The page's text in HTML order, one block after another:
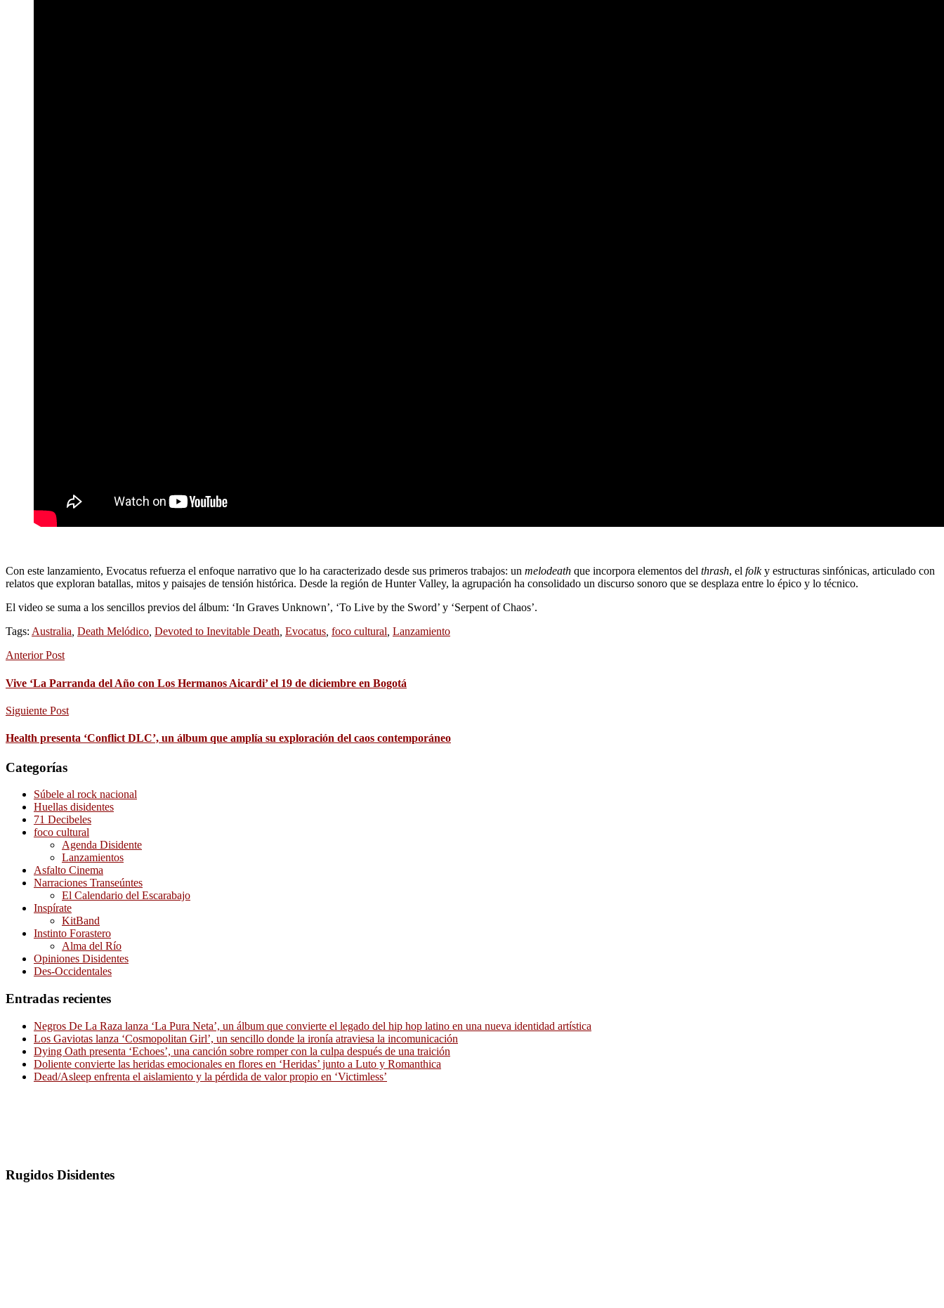
Con este lanzamiento, Evocatus refuerza el enfoque narrativo que lo ha caracterizado desde sus primeros trabajos: un melodeath que incorpora elementos del thrash, el folky estructuras sinfónicas, articulado con
relatos que exploran batallas, mitos y paisajes de tensión histórica. Desde la región de Hunter Valley, la agrupación ha consolidado un discurso sonoro que se desplaza entre lo épico y lo técnico.
El video se suma a los sencillos previos del álbum: ‘In Graves Unknown’, ‘To Live by the Sword’ y ‘Serpent of Chaos’.
Tags: Australia, Death Melódico, Devoted to Inevitable Death, Evocatus, foco cultural, Lanzamiento
Anterior Post
Vive ‘La Parranda del Año con Los Hermanos Aicardi’ el 19 de diciembre en Bogotá
Siguiente Post
Health presenta ‘Conflict DLC’, un álbum que amplía su exploración del caos contemporáneo
Categorías
Súbele al rock nacional
Huellas disidentes
71 Decibeles
foco cultural
Agenda Disidente
Lanzamientos
Asfalto Cinema
Narraciones Transeúntes
El Calendario del Escarabajo
Inspírate
KitBand
Instinto Forastero
Alma del Río
Opiniones Disidentes
Des-Occidentales
Entradas recientes
Negros De La Raza lanza ‘La Pura Neta’, un álbum que convierte el legado del hip hop latino en una nueva identidad artística
Los Gaviotas lanza ‘Cosmopolitan Girl’, un sencillo donde la ironía atraviesa la incomunicación
Dying Oath presenta ‘Echoes’, una canción sobre romper con la culpa después de una traición
Doliente convierte las heridas emocionales en flores en ‘Heridas’ junto a Luto y Romanthica
Dead/Asleep enfrenta el aislamiento y la pérdida de valor propio en ‘Victimless’
Rugidos Disidentes